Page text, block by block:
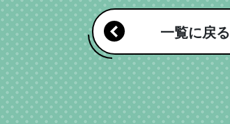
一覧に戻る